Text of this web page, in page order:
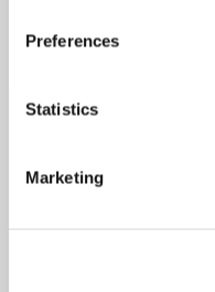
Preferences
Statistics
Marketing